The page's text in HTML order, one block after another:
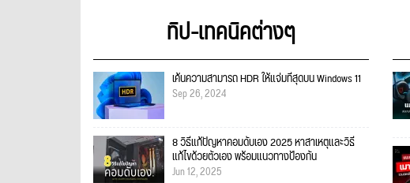
ทิป-เทคนิคต่างๆ
เค้นความสามารถ HDR ให้แจ่มที่สุดบน Windows 11
Sep 26, 2024
8 วิธีแก้ปัญหาคอมดับเอง 2025 หาสาเหตุและวิธี
แก้ไขด้วยตัวเอง พร้อมแนวทางป้องกัน
Jun 12, 2025